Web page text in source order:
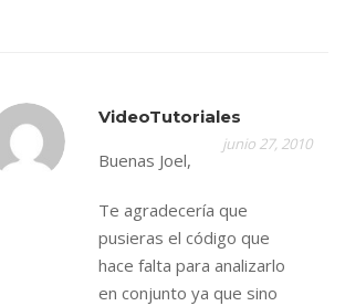
VideoTutoriales
junio 27, 2010
Buenas Joel,
Te agradecería que
pusieras el código que
hace falta para analizarlo
en conjunto ya que sino